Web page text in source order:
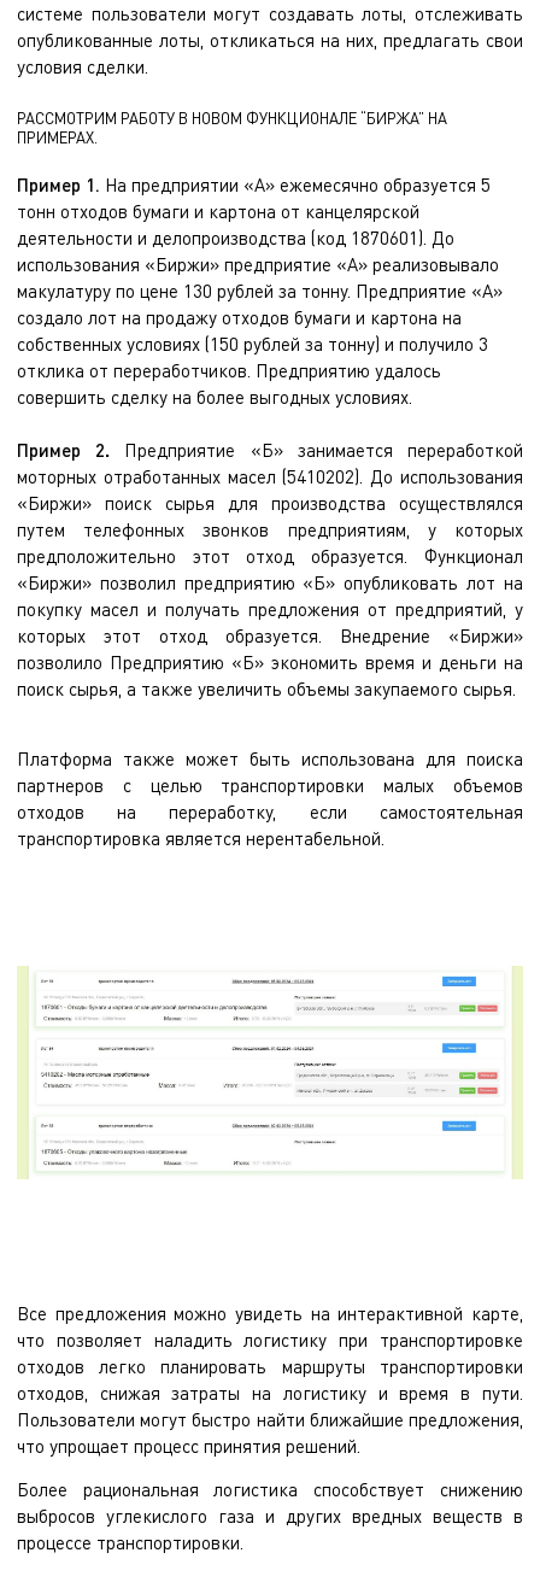
системе пользователи могут создавать лоты, отслеживать
опубликованные лоты, откликаться на них, предлагать свои
условия сделки.
РАССМОТРИМ РАБОТУ В НОВОМ ФУНКЦИОНАЛЕ “БИРЖА” НА
ПРИМЕРАХ.
Пример 1. На предприятии «А» ежемесячно образуется 5
тонн отходов бумаги и картона от канцелярской
деятельности и делопроизводства (код 1870601). До
использования «Биржи» предприятие «А» реализовывало
макулатуру по цене 130 рублей за тонну. Предприятие «А»
создало лот на продажу отходов бумаги и картона на
собственных условиях (150 рублей за тонну) и получило 3
отклика от переработчиков. Предприятию удалось
совершить сделку на более выгодных условиях.
Пример 2. Предприятие «Б» занимается переработкой
моторных отработанных масел (5410202). До использования
«Биржи» поиск сырья для производства осуществлялся
путем телефонных звонков предприятиям, у которых
предположительно этот отход образуется. Функционал
«Биржи» позволил предприятию «Б» опубликовать лот на
покупку масел и получать предложения от предприятий, у
которых этот отход образуется. Внедрение «Биржи»
позволило Предприятию «Б» экономить время и деньги на
поиск сырья, а также увеличить объемы закупаемого сырья.
Платформа также может быть использована для поиска
партнеров с целью транспортировки малых объемов
отходов на переработку, если самостоятельная
транспортировка является нерентабельной.
Все предложения можно увидеть на интерактивной карте,
что позволяет наладить логистику при транспортировке
отходов легко планировать маршруты транспортировки
отходов, снижая затраты на логистику и время в пути.
Пользователи могут быстро найти ближайшие предложения,
что упрощает процесс принятия решений.
Более рациональная логистика способствует снижению
выбросов углекислого газа и других вредных веществ в
процессе транспортировки.